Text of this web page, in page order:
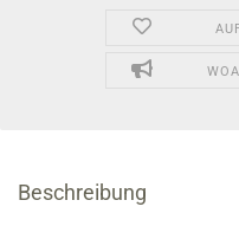
Beschreibung